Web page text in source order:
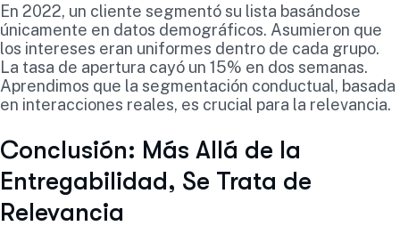
En 2022, un cliente segmentó su lista basándose
únicamente en datos demográficos. Asumieron que
los intereses eran uniformes dentro de cada grupo.
La tasa de apertura cayó un 15% en dos semanas.
Aprendimos que la segmentación conductual, basada
en interacciones reales, es crucial para la relevancia.
Conclusión: Más Allá de la
Entregabilidad, Se Trata de
Relevancia